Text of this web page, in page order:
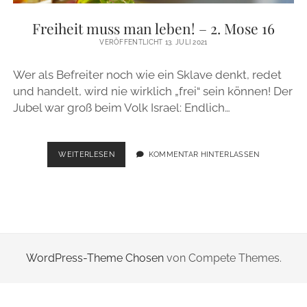
instagram
email
Freiheit muss man leben! – 2. Mose 16
VERÖFFENTLICHT 13. JULI 2021
Wer als Befreiter noch wie ein Sklave denkt, redet
und handelt, wird nie wirklich „frei“ sein können! Der
Jubel war groß beim Volk Israel: Endlich…
WEITERLESENFREIHEIT
MUSS
KOMMENTAR HINTERLASSEN
WordPress-Theme Chosenvon Compete Themes.